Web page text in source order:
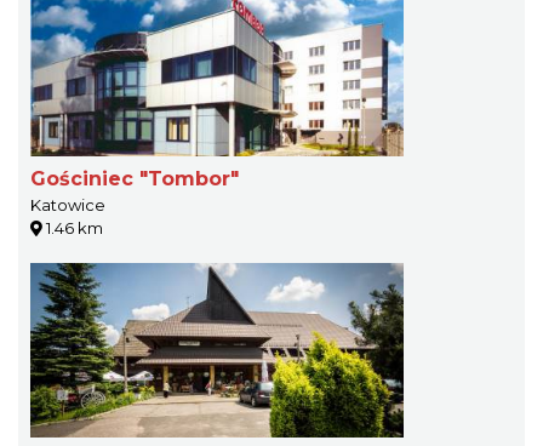
Gościniec "Tombor"
Katowice
1.46 km